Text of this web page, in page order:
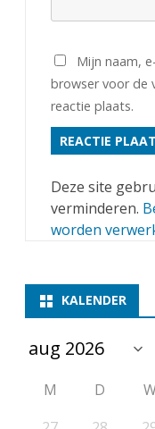
Mijn naam,
browser voor de
reactie plaats.
Deze site
verminderen.
worden
KALENDER
M D